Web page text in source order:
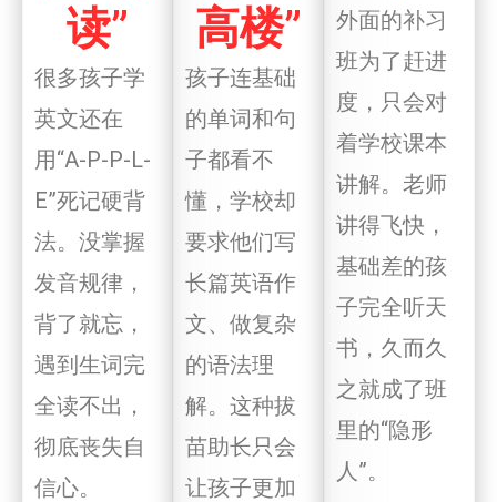
读”
很多孩子学
英文还在
用“A-P-P-L-
E”死记硬背
法。没掌握
发音规律，
背了就忘，
遇到生词完
全读不出，
彻底丧失自
信心。
高楼”
孩子连基础
的单词和句
子都看不
懂，学校却
要求他们写
长篇英语作
文、做复杂
的语法理
解。这种拔
苗助长只会
让孩子更加
外面的补习
班为了赶进
度，只会对
着学校课本
讲解。老师
讲得飞快，
基础差的孩
子完全听天
书，久而久
之就成了班
里的“隐形
人”。